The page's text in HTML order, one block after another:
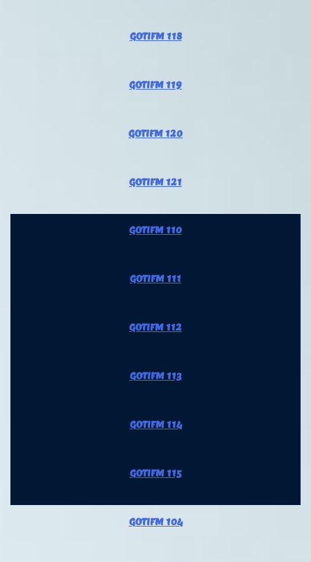
GOTIFM 118
GOTIFM 119
GOTIFM 120
GOTIFM 121
GOTIFM 110
GOTIFM 111
GOTIFM 112
GOTIFM 113
GOTIFM 114
GOTIFM 115
GOTIFM 104